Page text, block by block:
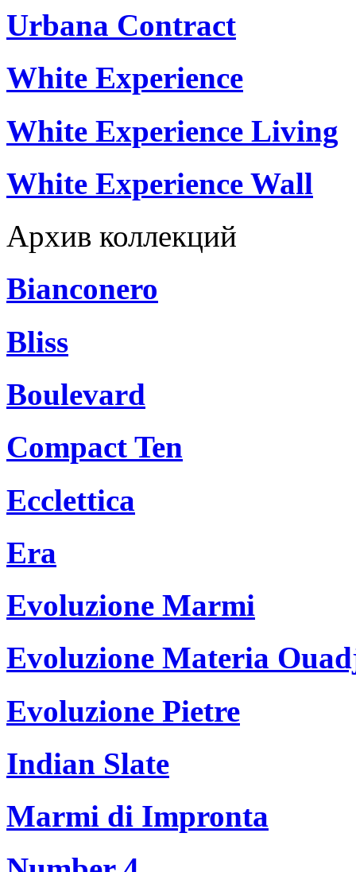
Urbana Contract
White Experience
White Experience Living
White Experience Wall
Архив коллекций
Bianconero
Bliss
Boulevard
Compact Ten
Ecclettica
Era
Evoluzione Marmi
Evoluzione Materia
Evoluzione Pietre
Indian Slate
Marmi di Impronta